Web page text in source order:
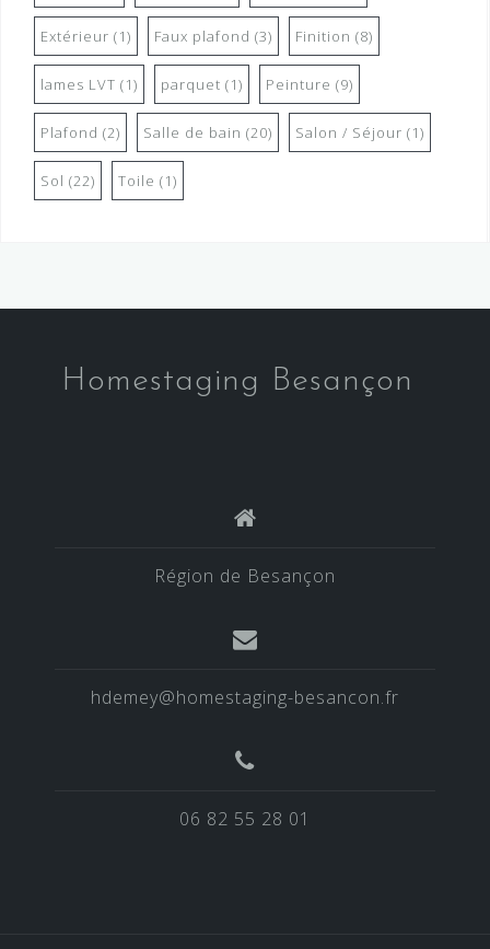
Extérieur (1) Faux plafond (3) Finition (8)
lames LVT (1) parquet (1) Peinture (9)
Plafond (2) Salle de bain (20) Salon / Séjour (1)
Sol (22) Toile (1)
Homestaging Besançon
Région de Besançon
hdemey@homestaging-besancon.fr
06 82 55 28 01